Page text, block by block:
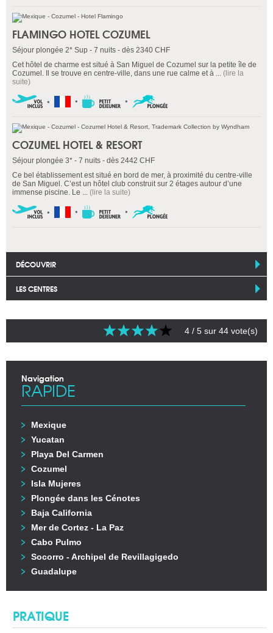
FLAMINGO HOTEL COZUMEL
Séjour plongée 2* Sup - 7 nuits - dès 2340 CHF
Cet hôtel de charme est situé à San Miguel de Cozumel sur la petite île de
Cozumel. Il se trouve en centre-ville, dans une rue calme et à ... (lire la
suite)
COZUMEL HOTEL & RESORT
Séjour plongée 3* - 7 nuits - dès 2442 CHF
Ce bel établissement est situé en bord de mer, à proximité du centre-ville
de San Miguel. C’est un hôtel club construit sur 2 étages autour d’une
immense piscine. Le ... (lire la suite)
DÉCOUVRIR
LES CENTRES
4 / 5 sur 44 vote(s)
Navigation
RAPIDE
Mexique
Yucatan
Playa Del Carmen
Cozumel
Isla Mujeres
Plongée dans les Cénotes
Baja California
Mer de Cortez - La Paz
Cabo Pulmo
Socorro - Archipel de Revillagigedo
Guadalupe
PRATIQUE